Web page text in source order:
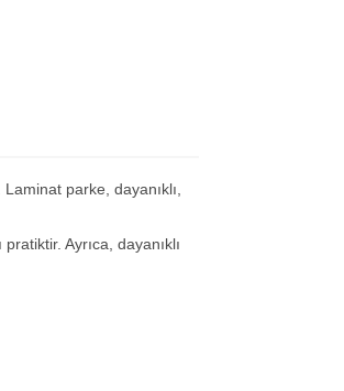
parke, dayanıklı,
Ayrıca, dayanıklı